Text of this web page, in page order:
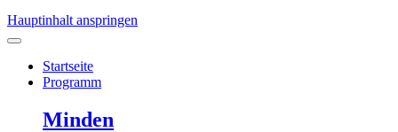
Hauptinhalt anspringen
Startseite
Programm
Minden